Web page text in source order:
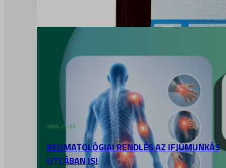
2025-11-20
REUMATOLÓGIAI RENDLÉS AZ IFJÚMUNKÁS
UTCÁBAN IS!